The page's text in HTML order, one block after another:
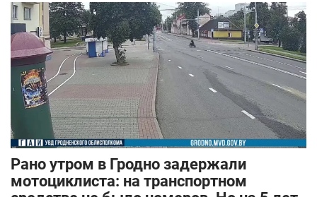
Рано утром в Гродно задержали
мотоциклиста: на транспортном